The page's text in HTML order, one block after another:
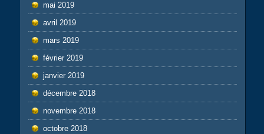
mai 2019
avril 2019
mars 2019
février 2019
janvier 2019
décembre 2018
novembre 2018
octobre 2018